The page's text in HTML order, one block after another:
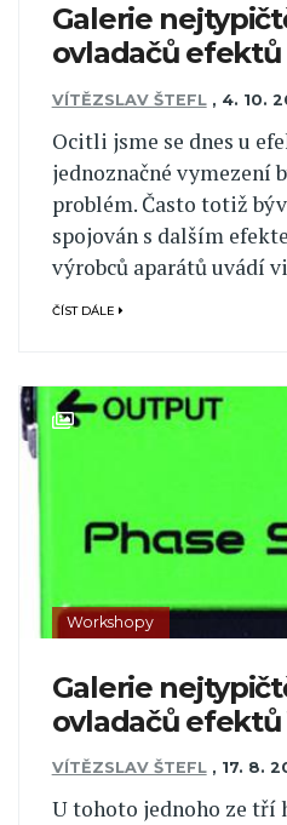
Galerie
ovladačů efektů
VÍTĚZSLAV ŠTEFL , 4. 10.
Ocitli jsme se dnes u
jednoznačné vymezení
problém. Často totiž
spojován s dalším
výrobců aparátů uvádí
ČÍST DÁLE
Workshopy
Galerie
ovladačů efektů
VÍTĚZSLAV ŠTEFL , 17. 8.
U tohoto jednoho ze tří